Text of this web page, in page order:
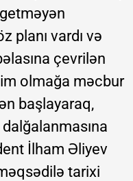
planı vardı və
çevrilən
olmağa məcbur
başlayaraq,
dalğalanmasına
İlham Əliyev
tarixi